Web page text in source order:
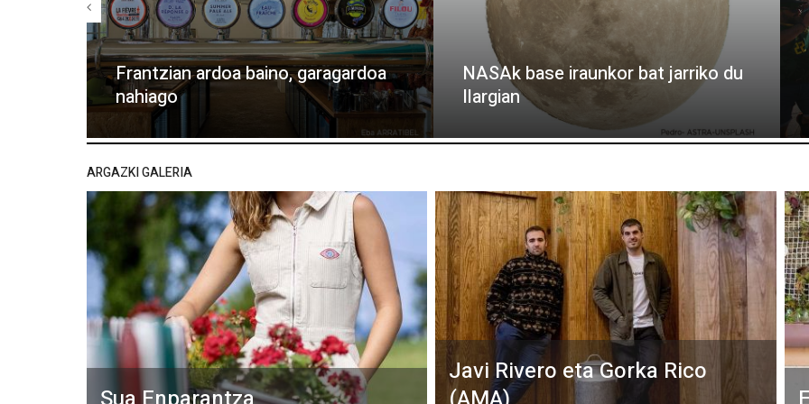
Frantzian ardoa baino, garagardoa
nahiago
NASAk base iraunkor bat jarriko du
Ilargian
ARGAZKI GALERIA
Javi Rivero eta Gorka Rico